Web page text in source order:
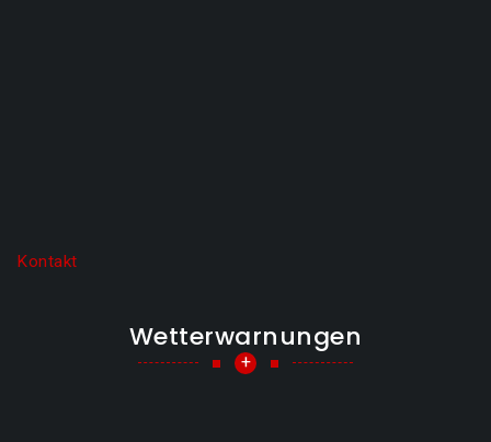
Kontakt
Wetterwarnungen
+